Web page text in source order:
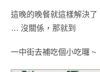
這晚的晚餐就這樣解決了
… 沒關係 ， 那就到
一中街去補吃個小吃囉 ~